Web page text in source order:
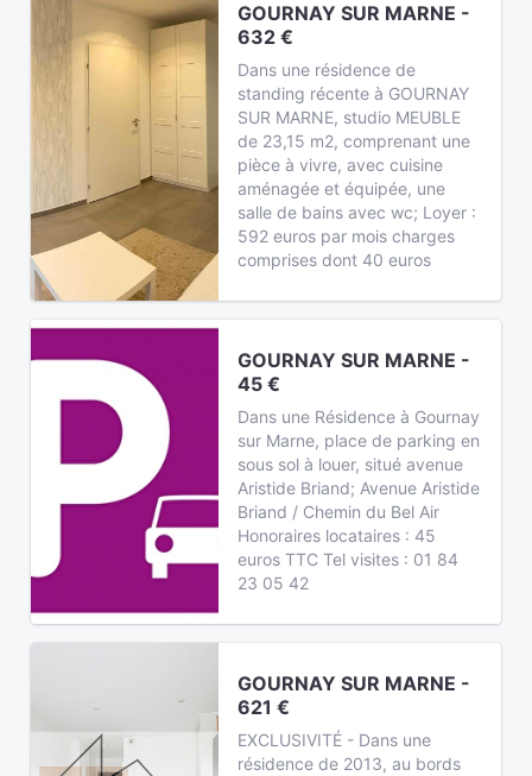
GOURNAY SUR MARNE -
632 €
Dans une résidence de
standing récente à GOURNAY
SUR MARNE, studio MEUBLE
de 23,15 m2, comprenant une
pièce à vivre, avec cuisine
aménagée et équipée, une
salle de bains avec wc; Loyer :
592 euros par mois charges
comprises dont 40 euros
GOURNAY SUR MARNE -
45 €
Dans une Résidence à Gournay
sur Marne, place de parking en
sous sol à louer, situé avenue
Aristide Briand; Avenue Aristide
Briand / Chemin du Bel Air
Honoraires locataires : 45
euros TTC Tel visites : 01 84
23 05 42
GOURNAY SUR MARNE -
621 €
EXCLUSIVITÉ - Dans une
résidence de 2013, au bords